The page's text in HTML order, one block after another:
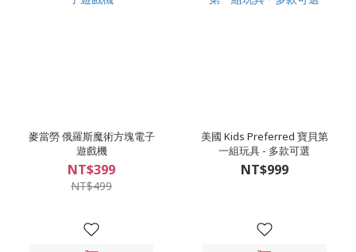
麥當勞 俄羅斯魔術方塊電子
遊戲機
NT$399
NT$499
美國 Kids Preferred 寶貝第
一組玩具 - 多款可選
NT$999